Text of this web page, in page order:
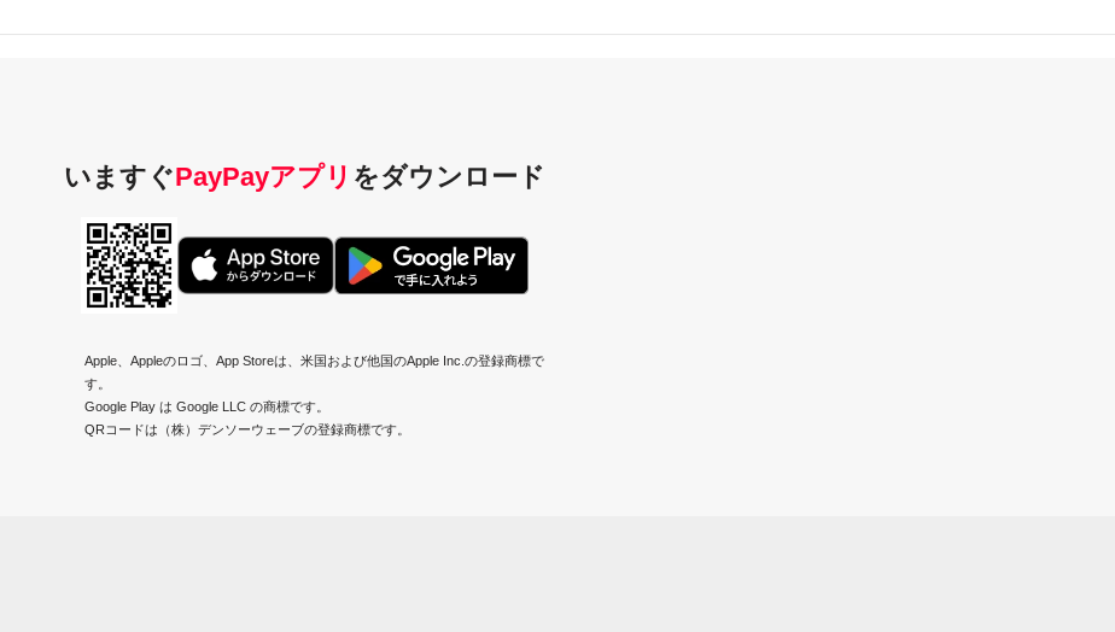
いますぐPayPayアプリ をダウンロード
Apple、Appleのロゴ、App Storeは、米国および他国のApple Inc.の登録商標で
す。
Google Play は Google LLC の商標です。
QRコードは（株）デンソーウェーブの登録商標です。